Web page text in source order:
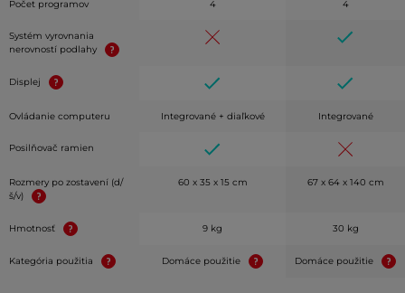
Počet programov 4 4
Systém vyrovnania
nerovností podlahy
Displej
Ovládanie computeru Integrované + diaľkové Integrované
Posilňovač ramien
Rozmery po zostavení (d/
š/v)
60 x 35 x 15 cm 67 x 64 x 140 cm
Hmotnosť 9 kg 30 kg
Kategória použitia Domáce použitie Domáce použitie